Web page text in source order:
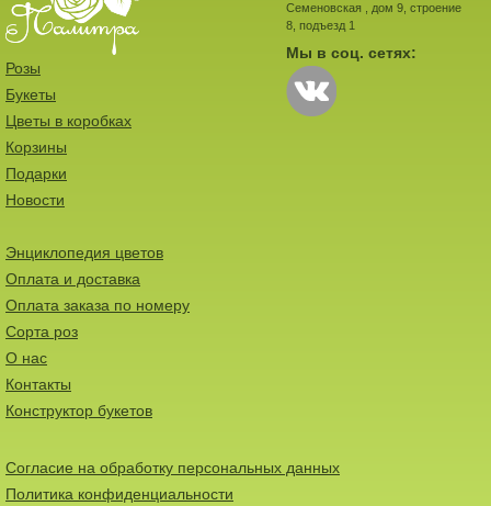
Семеновская , дом 9, строение
8, подъезд 1
Мы в соц. сетях:
Розы
Букеты
Цветы в коробках
Корзины
Подарки
Новости
Энциклопедия цветов
Оплата и доставка
Оплата заказа по номеру
Сорта роз
О нас
Контакты
Конструктор букетов
Согласие на обработку персональных данных
Политика конфиденциальности